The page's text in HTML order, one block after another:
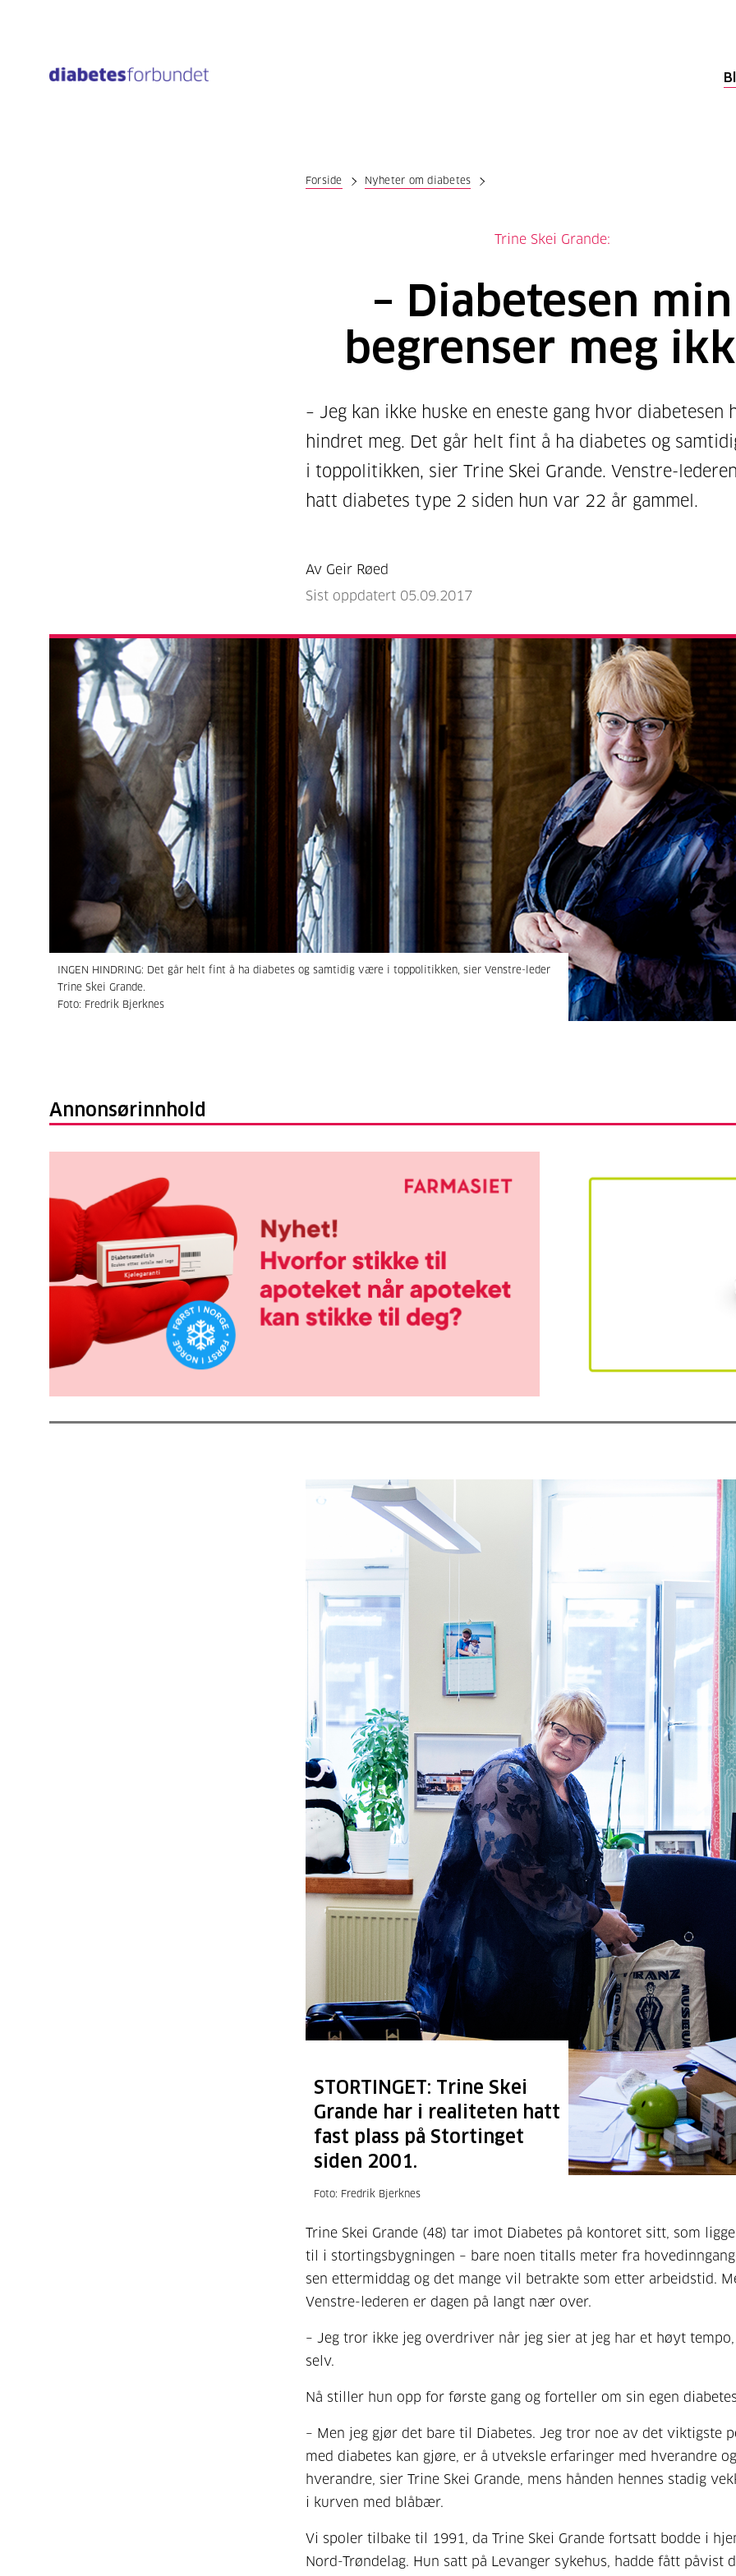
Forside Nyheter om diabetes
Trine Skei Grande:
– Diabetesen min
begrenser meg
– Jeg kan ikke huske en eneste gang hvor diabetesen
hindret meg. Det går helt fint å ha diabetes og
i toppolitikken, sier Trine Skei Grande. Venstre-
hatt diabetes type 2 siden hun var 22 år gammel.
Av Geir Røed
Sist oppdatert 05.09.2017
INGEN HINDRING: Det går helt fint å ha diabetes og samtidig være i toppolitikken, sier Venstre-leder
Trine Skei Grande.
Foto: Fredrik Bjerknes
Annonsørinnhold
STORTINGET: Trine Skei
Grande har i realiteten hatt
fast plass på Stortinget
siden 2001.
Foto: Fredrik Bjerknes
Trine Skei Grande (48) tar imot Diabetes på kontoret sitt, som
til i stortingsbygningen – bare noen titalls meter fra
sen ettermiddag og det mange vil betrakte som etter arbeidstid.
Venstre-lederen er dagen på langt nær over.
– Jeg tror ikke jeg overdriver når jeg sier at jeg har et høyt
selv.
Nå stiller hun opp for første gang og forteller om sin egen
– Men jeg gjør det bare til Diabetes. Jeg tror noe av det viktigste
med diabetes kan gjøre, er å utveksle erfaringer med hverandre
hverandre, sier Trine Skei Grande, mens hånden hennes stadig
i kurven med blåbær.
Vi spoler tilbake til 1991, da Trine Skei Grande fortsatt bodde i
Nord-Trøndelag. Hun satt på Levanger sykehus, hadde fått påvist